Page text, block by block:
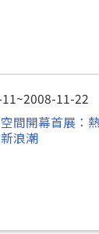
11-22
間開幕首展
浪潮